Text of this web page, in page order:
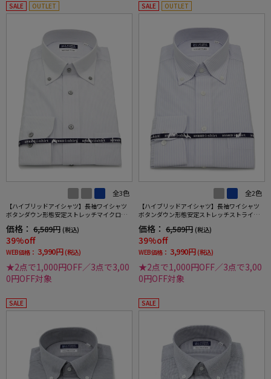
SALE OUTLET
全3色
【ハイブリッドアイシャツ】長袖ワイシャツ
ボタンダウン形態安定ストレッチマイクロス
価格： 6,589円 (税込)
39%off
WEB価格： 3,990円 (税込)
★2点で1,000円OFF／3点で3,00
0円OFF対象
SALE OUTLET
全2色
【ハイブリッドアイシャツ】長袖ワイシャツ
ボタンダウン形態安定ストレッチストライプ
価格： 6,589円 (税込)
39%off
WEB価格： 3,990円 (税込)
★2点で1,000円OFF／3点で3,00
0円OFF対象
SALE SALE